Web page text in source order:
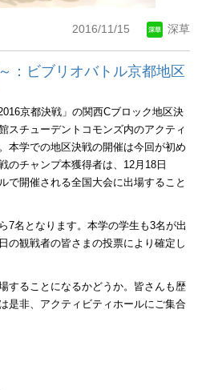
2016/11/15 深草
：ビブリオバトル京都地区
京都決戦」の関西Cブロック地区決
スチューデントコモンズ内のアクティ
本学での地区決戦の開催は今回が初め
のチャンプ本獲得者は、 12月 18 日
で開催される全国大会に出場すること
7名となります。本学の学生も3名が出
の観戦者の皆さまの投票により確定し
することになるかどうか。皆さんも歴
是非、アクティビティホールにご集合